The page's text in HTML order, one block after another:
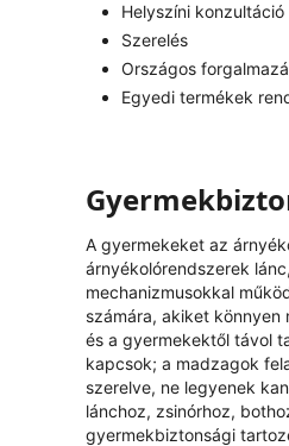
Helyszíni konzultáció
Szerelés
Országos
Egyedi termékek
A gyermekeket az
árnyékolórendszerek
mechanizmusokkal
számára, akiket
és a gyermekektől távol
kapcsok; a madzagok
szerelve, ne legyenek
lánchoz, zsinórhoz,
gyermekbiztonsági